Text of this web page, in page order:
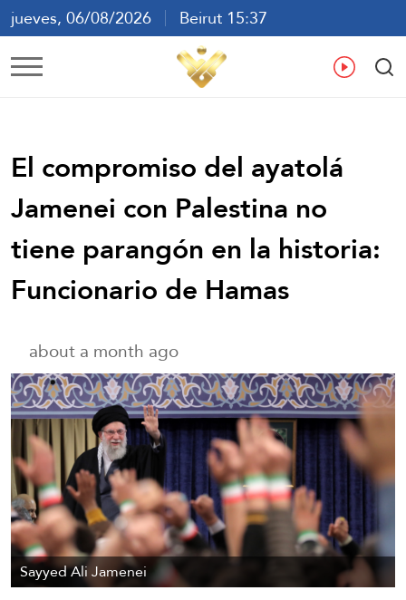
jueves, 06/08/2026
Beirut 15:37
ع En
El compromiso del ayatolá
Jamenei con Palestina no
tiene parangón en la historia:
Funcionario de Hamas
about a month ago
Sayyed Ali Jamenei